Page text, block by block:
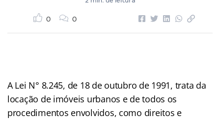
0 0
A Lei N° 8.245, de 18 de outubro de 1991, trata da
locação de imóveis urbanos e de todos os
procedimentos envolvidos, como direitos e